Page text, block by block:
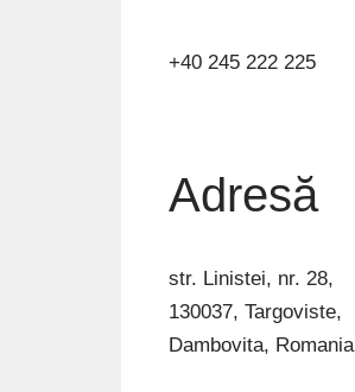
+40 245 222 225
Adresă
str. Linistei, nr. 28,
130037, Targoviste,
Dambovita, Romania